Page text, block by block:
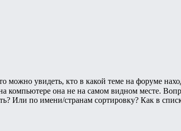
можно увидеть, кто в какой теме на форуме
компьютере она не на самом видном месте.
Или по имени/странам сортировку? Как в